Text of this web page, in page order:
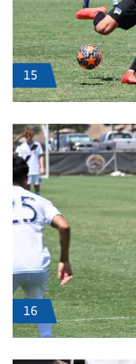
15
16